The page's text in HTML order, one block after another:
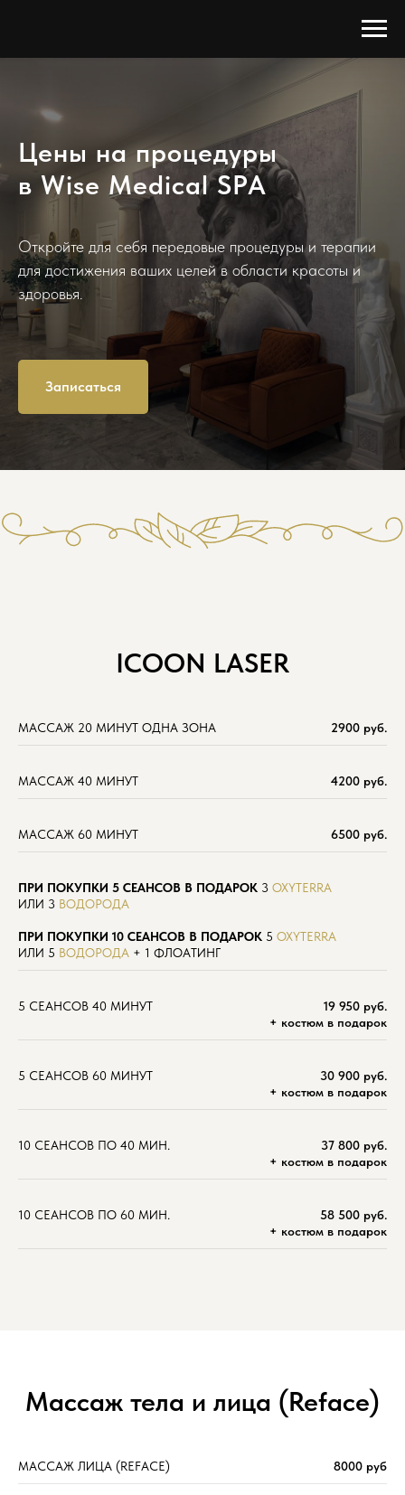
Цены на процедуры
в Wise Medical SPA
Откройте для себя передовые процедуры и терапии
для достижения ваших целей в области красоты и
здоровья.
Записаться
ICOON LASER
МАССАЖ 20 МИНУТ ОДНА ЗОНА 2900 руб.
МАССАЖ 40 МИНУТ 4200 руб.
МАССАЖ 60 МИНУТ 6500 руб.
ПРИ ПОКУПКИ 5 СЕАНСОВ В ПОДАРОК 3 OXYTERRA
ИЛИ 3 ВОДОРОДА
ПРИ ПОКУПКИ 10 СЕАНСОВ В ПОДАРОК 5 OXYTERRA
ИЛИ 5 ВОДОРОДА + 1 ФЛОАТИНГ
5 СЕАНСОВ 40 МИНУТ
19 950 руб.
+ костюм в подарок
5 СЕАНСОВ 60 МИНУТ
30 900 руб.
+ костюм в подарок
10 СЕАНСОВ ПО 40 МИН. 37 800 руб.
+ костюм в подарок
10 СЕАНСОВ ПО 60 МИН.
58 500 руб.
+ костюм в подарок
Массаж тела и лица (Reface)
МАССАЖ ЛИЦА (REFACE) 8000 руб